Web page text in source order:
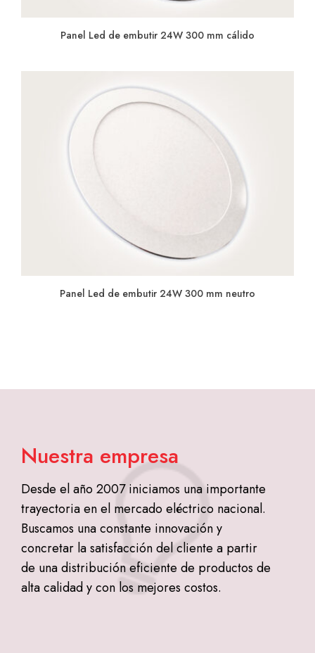
Panel Led de embutir 24W 300 mm cálido
Panel Led de embutir 24W 300 mm neutro
Nuestra empresa
Desde el año 2007 iniciamos una importante
trayectoria en el mercado eléctrico nacional.
Buscamos una constante innovación y
concretar la satisfacción del cliente a partir
de una distribución eficiente de productos de
alta calidad y con los mejores costos.